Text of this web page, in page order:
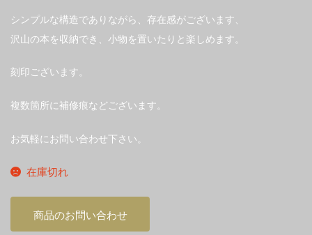
シンプルな構造でありながら、存在感がございます、
沢山の本を収納でき、小物を置いたりと楽しめます。
刻印ございます。
複数箇所に補修痕などございます。
お気軽にお問い合わせ下さい。
在庫切れ
商品のお問い合わせ